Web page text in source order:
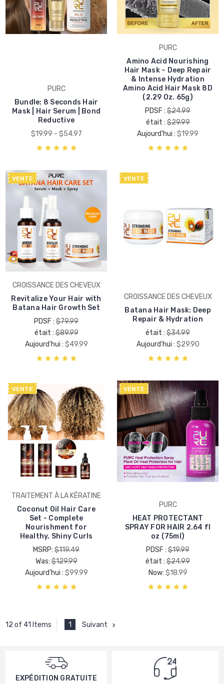
PURC
Bundle: 8 Seconds Hair
Mask | Hair Serum | Bond
Reductive
$19.99 - $54.97
PURC
Amino Acid Nourishing
Hair Mask – Deep Repair
& Intense Hydration
Amino Acid Hair Mask 8D
(2.29 Oz. 65g)
PDSF : $24.99
était :$29.99
Aujourd'hui : $19.99
VENTE
CROISSANCE DES CHEVEUX
Revitalize Your Hair with
Batana Hair Growth Set
PDSF : $79.99
était :$89.99
Aujourd'hui : $49.99
VENTE
CROISSANCE DES CHEVEUX
Batana Hair Mask: Deep
Repair & Hydration
était : $34.99
Aujourd'hui : $29.90
VENTE
TRAITEMENT À LA KÉRATINE
Coconut Oil Hair Care
Set - Complete
Nourishment for
Healthy, Shiny Curls
MSRP: $119.49
Was:$129.99
Aujourd'hui : $99.99
VENTE
PURC
HEAT PROTECTANT
SPRAY FOR HAIR 2.64 fl
oz (75ml)
PDSF : $19.99
était : $24.99
Now: $18.99
12 of 41 Items 1 Suivant
EXPÉDITION GRATUITE